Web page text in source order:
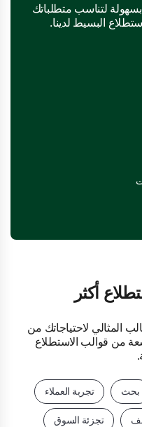
لتناسب متطلباتك
البسيط لدينا.
أكثر
المثالي لاحتياجاتك من
من قوالب الاستطلاع
بحث تجربة العملاء
تجزئة السوق